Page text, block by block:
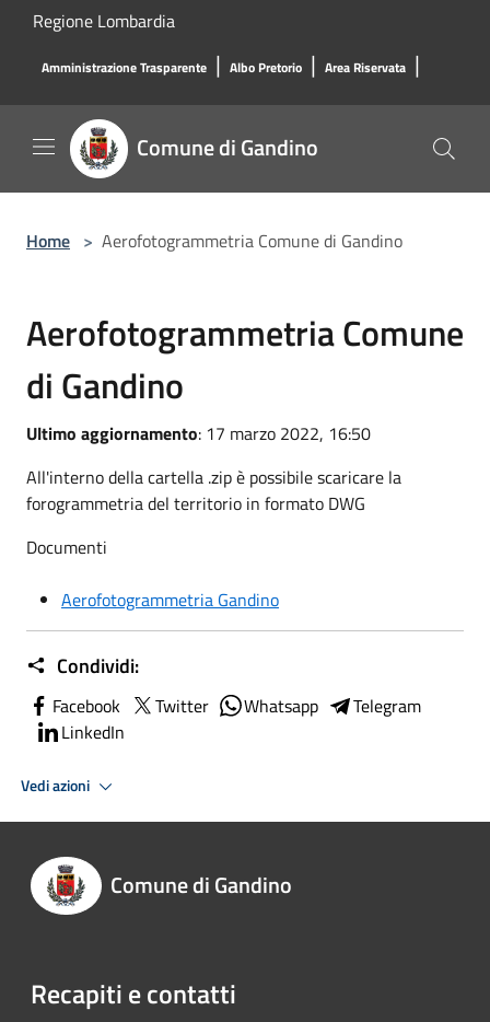
Salta al contenuto principale
Regione Lombardia
Amministrazione Trasparente | Albo Pretorio | Area Riservata |
Comune di Gandino
Home > Aerofotogrammetria Comune di Gandino
Aerofotogrammetria Comune
di Gandino
Ultimo aggiornamento: 17 marzo 2022, 16:50
All'interno della cartella .zip è possibile scaricare la
forogrammetria del territorio in formato DWG
Documenti
Aerofotogrammetria Gandino
Condividi:
Facebook Twitter Whatsapp
Telegram
LinkedIn
Vedi azioni
Comune di Gandino
Recapiti e contatti